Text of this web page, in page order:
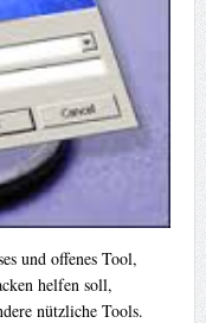
und offenes Tool,
helfen soll,
nützliche Tools.